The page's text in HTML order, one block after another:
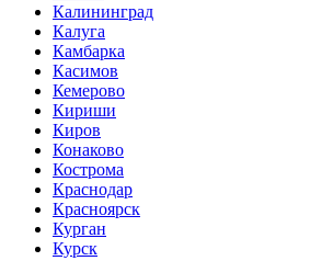
Калининград
Калуга
Камбарка
Касимов
Кемерово
Кириши
Киров
Конаково
Кострома
Краснодар
Красноярск
Курган
Курск